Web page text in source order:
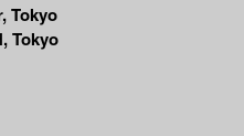
Tokyo
Tokyo